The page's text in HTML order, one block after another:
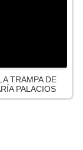
TRAMPA DE
PALACIOS